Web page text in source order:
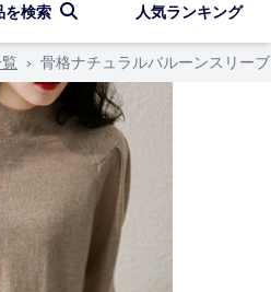
を検索 人気ランキング
› 骨格ナチュラルバルーンスリー